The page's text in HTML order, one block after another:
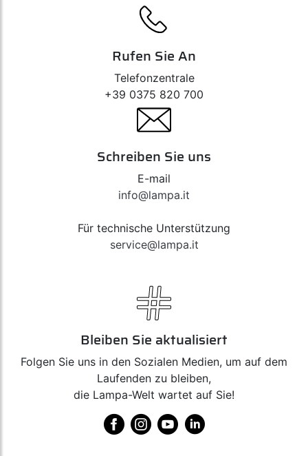
Rufen Sie An
Telefonzentrale
+39 0375 820 700
Schreiben Sie uns
E-mail
info@lampa.it
Für technische Unterstützung
service@lampa.it
Bleiben Sie aktualisiert
Folgen Sie uns in den Sozialen Medien, um auf dem
Laufenden zu bleiben,
die Lampa-Welt wartet auf Sie!